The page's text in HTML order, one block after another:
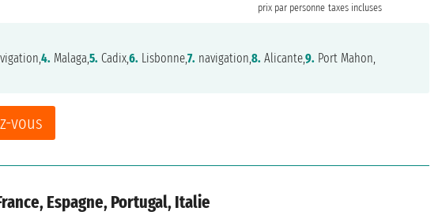
prix par personne taxes incluses
vous
4. Malaga,5. Cadix,6. Lisbonne,7. navigation,8. Alicante,9. Port Mahon,
Espagne, Portugal, Italie